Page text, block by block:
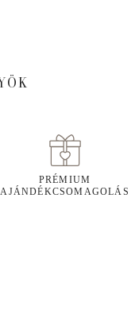
PRÉMIUM
AJÁNDÉKCSOMAGOLÁS